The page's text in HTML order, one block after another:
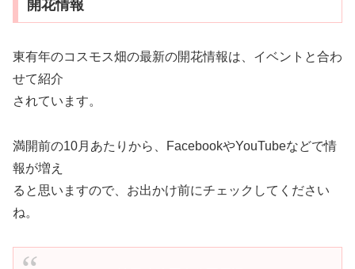
開花情報
東有年のコスモス畑の最新の開花情報は、イベントと合わ
せて紹介
されています。
満開前の10月あたりから、FacebookやYouTubeなどで情
報が増え
ると思いますので、お出かけ前にチェックしてください
ね。